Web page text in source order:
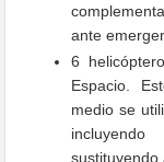
ante
6
Espacio.
medio se
sustituyendo